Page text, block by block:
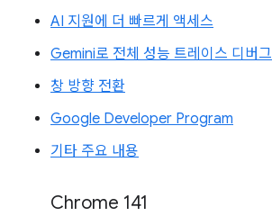
AI 지원에 더 빠르게 액세스
Gemini로 전체 성능 트레이스 디버그
창 방향 전환
Google Developer Program
기타 주요 내용
Chrome 141